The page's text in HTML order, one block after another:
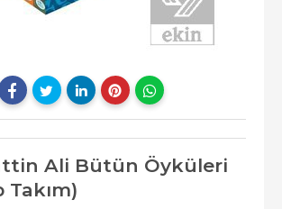
Ali Bütün Öyküleri
Takım)